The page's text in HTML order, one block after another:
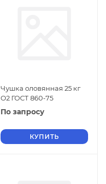
Чушка оловянная 25 кг
О2 ГОСТ 860-75
По запросу
КУПИТЬ